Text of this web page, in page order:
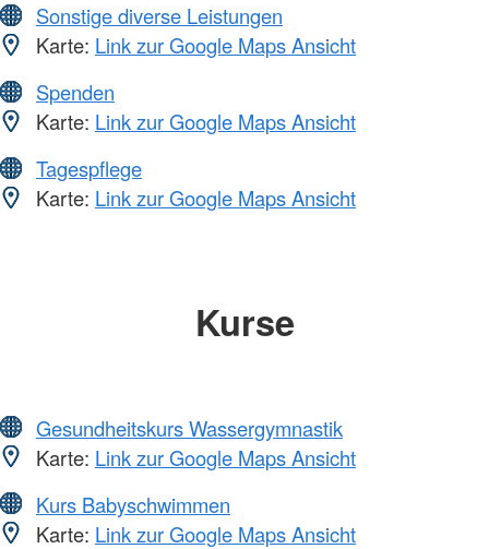
Sonstige diverse Leistungen
Karte: Link zur Google Maps Ansicht
Spenden
Karte: Link zur Google Maps Ansicht
Tagespflege
Karte: Link zur Google Maps Ansicht
Kurse
Gesundheitskurs Wassergymnastik
Karte: Link zur Google Maps Ansicht
Kurs Babyschwimmen
Karte: Link zur Google Maps Ansicht